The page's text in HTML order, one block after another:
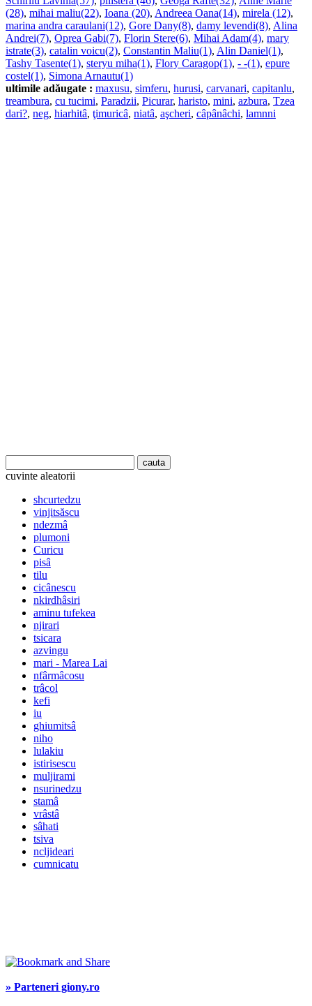
(28), mihai maliu(22), Ioana (20), Andreea Oana(14), mirela (12),
marina andra caraulani(12), Gore Dany(8), damy levendi(8), Alina
Andrei(7), Oprea Gabi(7), Florin Stere(6), Mihai Adam(4), mary
istrate(3), catalin voicu(2), Constantin Maliu(1), Alin Daniel(1),
Tashy Tasente(1), steryu miha(1), Flory Caragop(1), - -(1), epure
costel(1), Simona Arnautu(1)
ultimile adăugate : maxusu, simferu, hurusi, carvanari, capitanlu,
treambura, cu tucimi, Paradzii, Picurar, haristo, mini, azbura, Tzea
dari?, neg, hiarhitâ, ţimuricâ, niatâ, aşcheri, câpânâchi, lamnni
cuvinte aleatorii
shcurtedzu
vinjitsăscu
ndezmâ
plumoni
Curicu
pisâ
tilu
cicânescu
nkirdhâsiri
aminu tufekea
njirari
tsicara
azvingu
mari - Marea Lai
nfârmâcosu
trâcol
kefi
iu
ghiumitsâ
niho
lulakiu
istirisescu
muljirami
nsurinedzu
stamâ
vrâstâ
sâhati
tsiva
ncljideari
cumnicatu
» Parteneri giony.ro